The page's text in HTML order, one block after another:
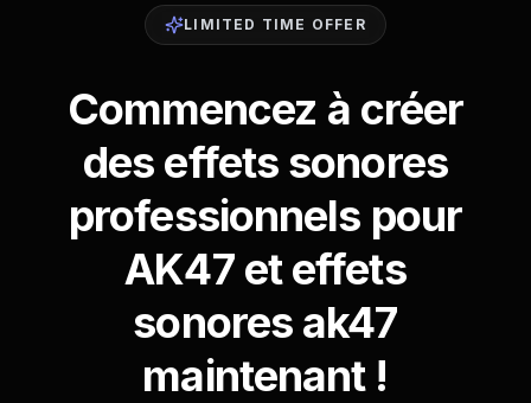
LIMITED TIME OFFER
Commencez à créer
des effets sonores
professionnels pour
AK47 et effets
sonores ak47
maintenant !